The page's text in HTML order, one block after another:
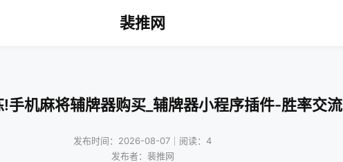
裴推网
!手机麻将辅牌器购买_辅牌器小程序插件-胜率交流
发布时间：2026-08-07｜阅读：4
发布者：裴推网